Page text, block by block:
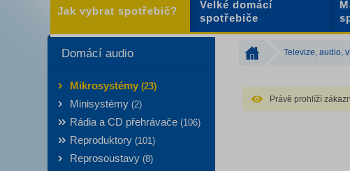
Jak vybrat spotřebič?
Velké domácí
spotřebiče
Televize, audio,
Právě prohlíží
Domácí audio
Mikrosystémy (23)
Minisystémy (2)
Rádia a CD přehrávače (106)
Reproduktory (101)
Reprosoustavy (8)